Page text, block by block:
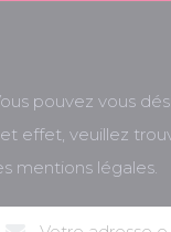
pouvez vous
effet, veuillez
mentions légales.